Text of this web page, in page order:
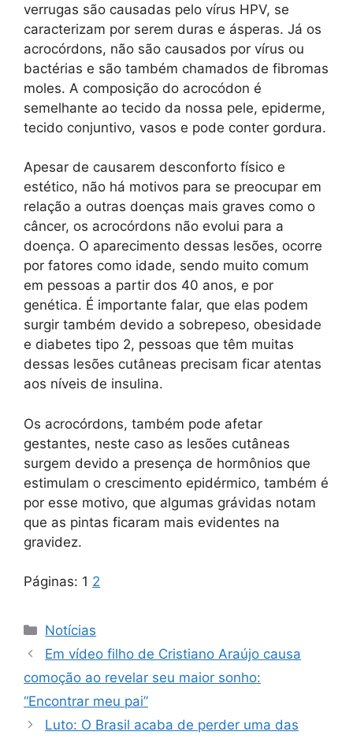
verrugas são causadas pelo vírus HPV, se
caracterizam por serem duras e ásperas. Já os
acrocórdons, não são causados por vírus ou
bactérias e são também chamados de fibromas
moles. A composição do acrocódon é
semelhante ao tecido da nossa pele, epiderme,
tecido conjuntivo, vasos e pode conter gordura.
Apesar de causarem desconforto físico e
estético, não há motivos para se preocupar em
relação a outras doenças mais graves como o
câncer, os acrocórdons não evolui para a
doença. O aparecimento dessas lesões, ocorre
por fatores como idade, sendo muito comum
em pessoas a partir dos 40 anos, e por
genética. É importante falar, que elas podem
surgir também devido a sobrepeso, obesidade
e diabetes tipo 2, pessoas que têm muitas
dessas lesões cutâneas precisam ficar atentas
aos níveis de insulina.
Os acrocórdons, também pode afetar
gestantes, neste caso as lesões cutâneas
surgem devido a presença de hormônios que
estimulam o crescimento epidérmico, também é
por esse motivo, que algumas grávidas notam
que as pintas ficaram mais evidentes na
gravidez.
Páginas: 1 2
Categorias
Notícias
Em vídeo filho de Cristiano Araújo causa
comoção ao revelar seu maior sonho:
“Encontrar meu pai”
Luto: O Brasil acaba de perder uma das